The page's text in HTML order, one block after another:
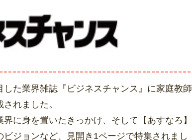
た業界雑誌『ビジネスチャンス』に家庭教師
れました。
に身を置いたきっかけ、そして【あすなろ】
ジョンなど、見開き1ページで特集されまし